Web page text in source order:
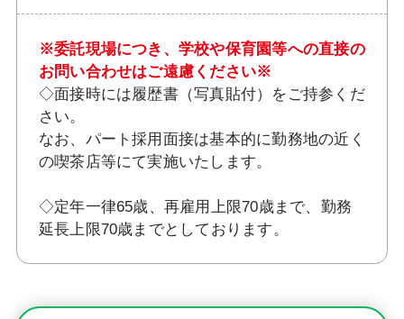
※委託現場につき、学校や保育園等への直接の
お問い合わせはご遠慮ください※
◇面接時には履歴書（写真貼付）をご持参くだ
さい。
なお、パート採用面接は基本的に勤務地の近く
の喫茶店等にて実施いたします。
◇定年一律65歳、再雇用上限70歳まで、勤務
延長上限70歳までとしております。